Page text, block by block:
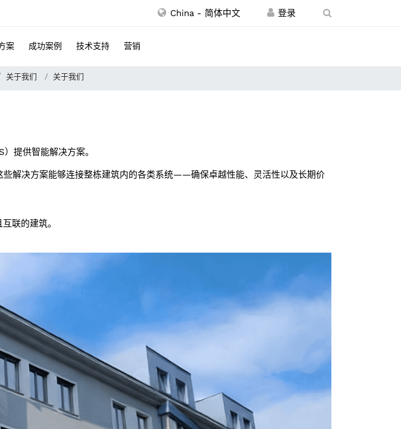
China - 简体中文
案 成功案例 技术支持 营销
关于我们 关于我们
提供智能解决方案。
解决方案能够连接整栋建筑内的各类系统——确保卓越性能、灵活性以及长期价
联的建筑。